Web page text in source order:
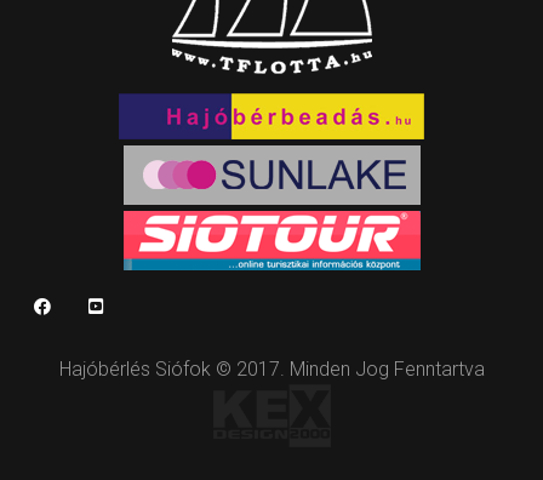
Hajóbérlés Siófok © 2017. Minden Jog Fenntartva